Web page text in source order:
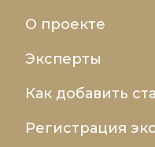
О проекте
Эксперты
Как добавить
Регистрация